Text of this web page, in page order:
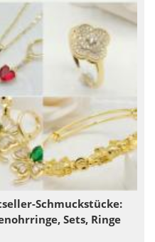
Schmuckstücke:
Sets, Ringe